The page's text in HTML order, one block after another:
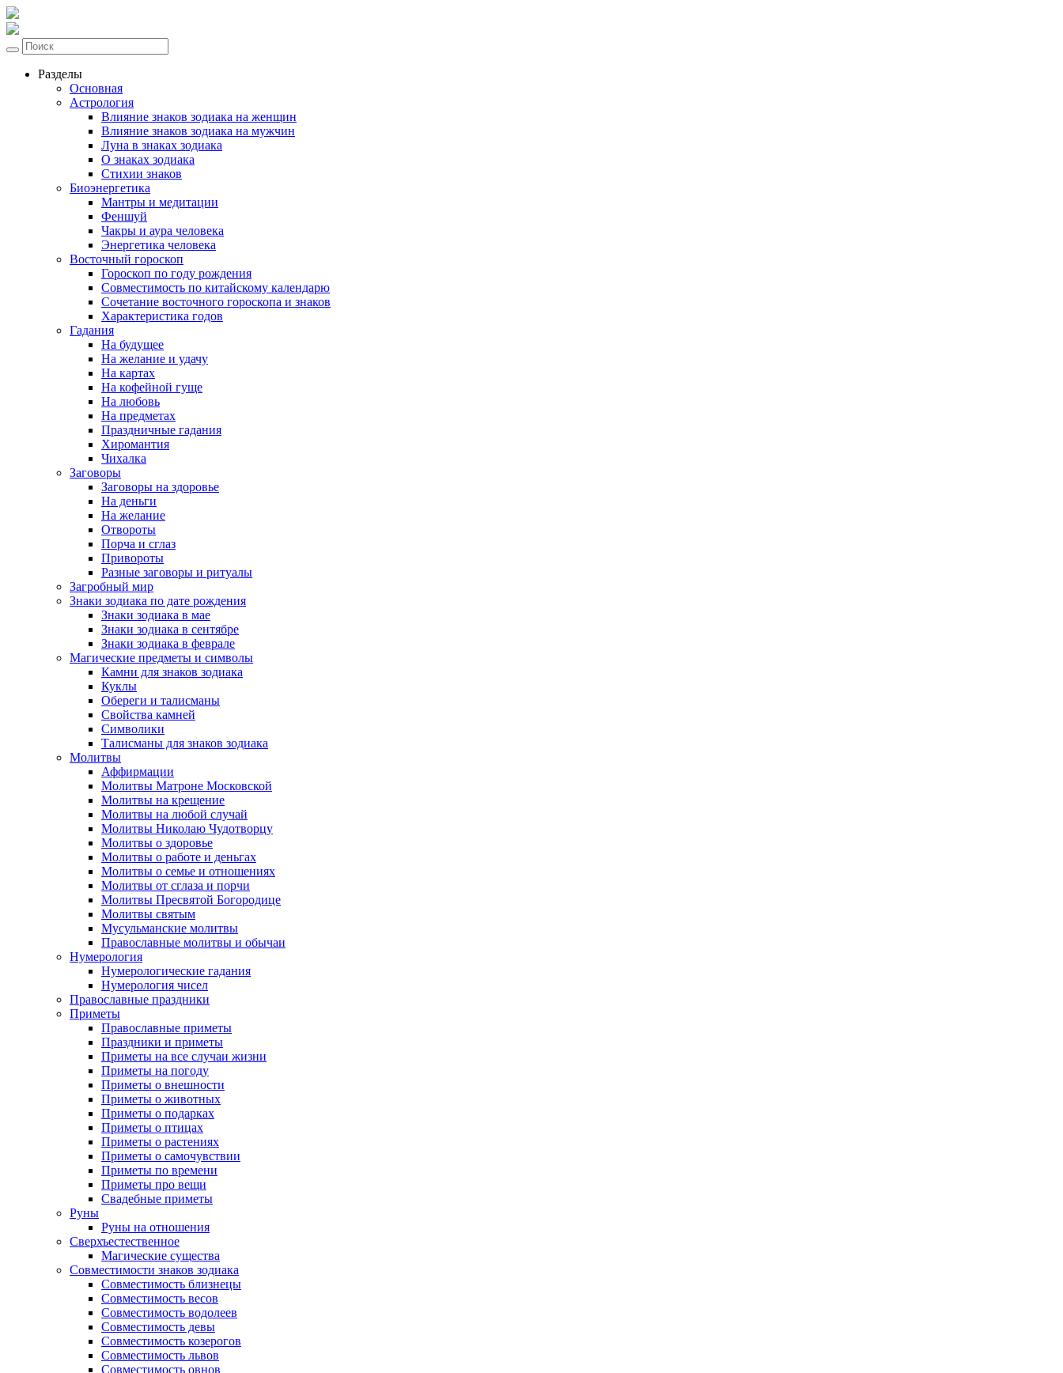
Разделы
Основная
Астрология
Влияние знаков зодиака на женщин
Влияние знаков зодиака на мужчин
Луна в знаках зодиака
О знаках зодиака
Стихии знаков
Биоэнергетика
Мантры и медитации
Феншуй
Чакры и аура человека
Энергетика человека
Восточный гороскоп
Гороскоп по году рождения
Совместимость по китайскому календарю
Сочетание восточного гороскопа и знаков
Характеристика годов
Гадания
На будущее
На желание и удачу
На картах
На кофейной гуще
На любовь
На предметах
Праздничные гадания
Хиромантия
Чихалка
Заговоры
Заговоры на здоровье
На деньги
На желание
Отвороты
Порча и сглаз
Привороты
Разные заговоры и ритуалы
Загробный мир
Знаки зодиака по дате рождения
Знаки зодиака в мае
Знаки зодиака в сентябре
Знаки зодиака в феврале
Магические предметы и символы
Камни для знаков зодиака
Куклы
Обереги и талисманы
Свойства камней
Символики
Талисманы для знаков зодиака
Молитвы
Аффирмации
Молитвы Матроне Московской
Молитвы на крещение
Молитвы на любой случай
Молитвы Николаю Чудотворцу
Молитвы о здоровье
Молитвы о работе и деньгах
Молитвы о семье и отношениях
Молитвы от сглаза и порчи
Молитвы Пресвятой Богородице
Молитвы святым
Мусульманские молитвы
Православные молитвы и обычаи
Нумерология
Нумерологические гадания
Нумерология чисел
Православные праздники
Приметы
Православные приметы
Праздники и приметы
Приметы на все случаи жизни
Приметы на погоду
Приметы о внешности
Приметы о животных
Приметы о подарках
Приметы о птицах
Приметы о растениях
Приметы о самочувствии
Приметы по времени
Приметы про вещи
Свадебные приметы
Руны
Руны на отношения
Сверхъестественное
Магические существа
Совместимости знаков зодиака
Совместимость близнецы
Совместимость весов
Совместимость водолеев
Совместимость девы
Совместимость козерогов
Совместимость львов
Совместимость овнов